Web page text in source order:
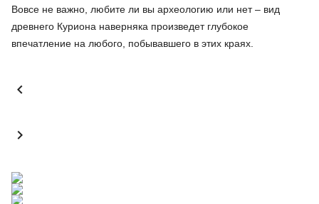
Вовсе не важно, любите ли вы археологию или нет – вид
древнего Куриона наверняка произведет глубокое
впечатление на любого, побывавшего в этих краях.

